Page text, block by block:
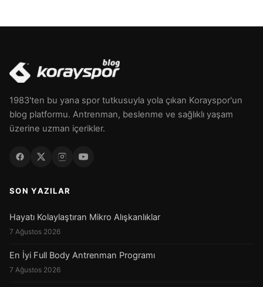
1983'ten bu yana spor tutkusuyla yola çıkan Korayspor'un
blog platformu. Antrenman, beslenme ve sağlıklı yaşam
üzerine uzman içerikler.
SON YAZILAR
Hayatı Kolaylaştıran Mikro Alışkanlıklar
7 Ağustos 2026
En İyi Full Body Antrenman Programı
7 Ağustos 2026